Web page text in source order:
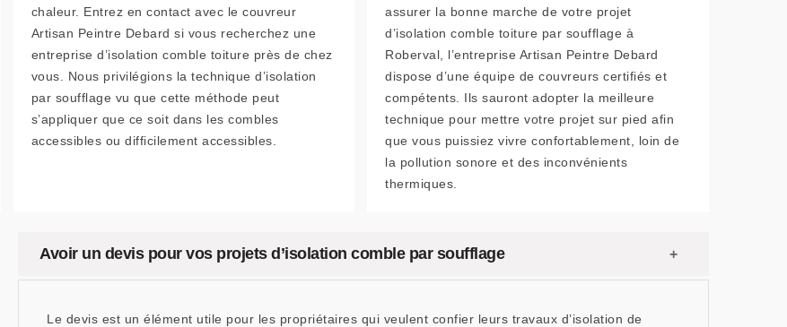
chaleur. Entrez en contact avec le couvreur
Artisan Peintre Debard si vous recherchez une
entreprise d’isolation comble toiture près de chez
vous. Nous privilégions la technique d’isolation
par soufflage vu que cette méthode peut
s’appliquer que ce soit dans les combles
accessibles ou difficilement accessibles.
assurer la bonne marche de votre projet
d’isolation comble toiture par soufflage à
Roberval, l’entreprise Artisan Peintre Debard
dispose d’une équipe de couvreurs certifiés et
compétents. Ils sauront adopter la meilleure
technique pour mettre votre projet sur pied afin
que vous puissiez vivre confortablement, loin de
la pollution sonore et des inconvénients
thermiques.
Avoir un devis pour vos projets d’isolation comble par soufflage
Le devis est un élément utile pour les propriétaires qui veulent confier leurs travaux d’isolation de